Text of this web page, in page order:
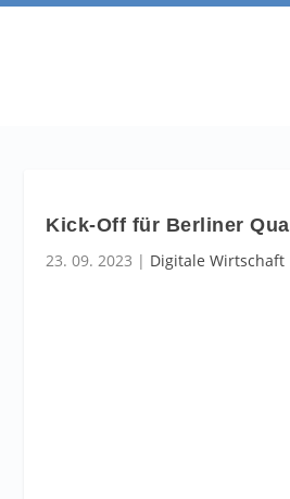
Kick-Off für Berliner
23. 09. 2023 | Digitale Wirtschaft